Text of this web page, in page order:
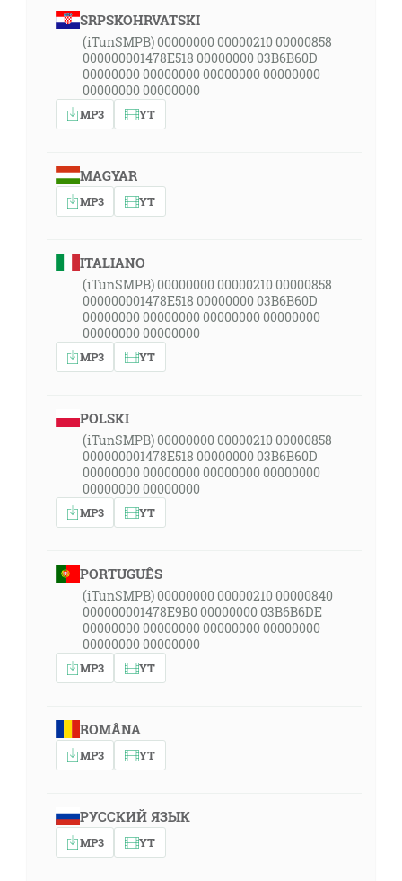
SRPSKOHRVATSKI
(iTunSMPB) 00000000 00000210 00000858
000000001478E518 00000000 03B6B60D
00000000 00000000 00000000 00000000
00000000 00000000
MP3 YT
MAGYAR
MP3 YT
ITALIANO
(iTunSMPB) 00000000 00000210 00000858
000000001478E518 00000000 03B6B60D
00000000 00000000 00000000 00000000
00000000 00000000
MP3 YT
POLSKI
(iTunSMPB) 00000000 00000210 00000858
000000001478E518 00000000 03B6B60D
00000000 00000000 00000000 00000000
00000000 00000000
MP3 YT
PORTUGUÊS
(iTunSMPB) 00000000 00000210 00000840
000000001478E9B0 00000000 03B6B6DE
00000000 00000000 00000000 00000000
00000000 00000000
MP3 YT
ROMÂNA
MP3 YT
РУССКИЙ ЯЗЫК
MP3 YT